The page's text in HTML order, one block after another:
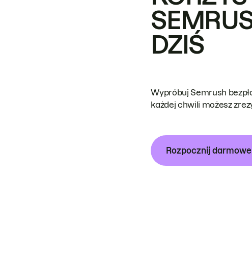
DZIŚ
Wypróbuj Semrush
każdej chwili możesz
Rozpocznij